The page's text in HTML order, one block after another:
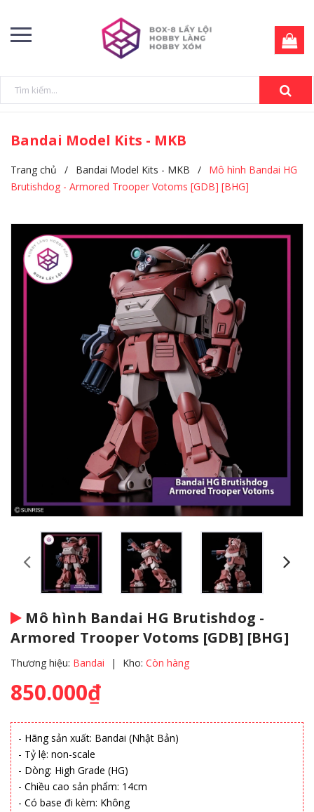
Bandai Model Kits - MKB
Trang chủ / Bandai Model Kits - MKB /
Mô hình Bandai HG
Brutishdog - Armored Trooper Votoms [GDB] [BHG]
Mô hình Bandai HG Brutishdog -
Armored Trooper Votoms [GDB] [BHG]
Thương hiệu: Bandai | Kho: Còn hàng
850.000₫
- Hãng sản xuất: Bandai (Nhật Bản)
- Tỷ lệ: non-scale
- Dòng: High Grade (HG)
- Chiều cao sản phẩm: 14cm
- Có base đi kèm: Không